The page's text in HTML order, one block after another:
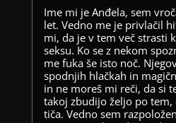
Ime mi je Anđela, sem
let. Vedno me je privlačil
mi, da je v tem več strasti
seksu. Ko se z nekom
me fuka še isto noč.
spodnjih hlačkah in
in ne moreš mi reči, da si
takoj zbudijo željo po tem,
tiča. Vedno sem